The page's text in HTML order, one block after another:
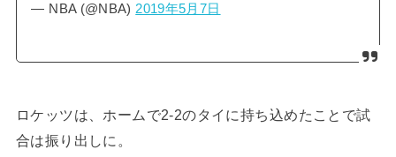
— NBA (@NBA) 2019年5月7日
ロケッツは、ホームで2-2のタイに持ち込めたことで試
合は振り出しに。